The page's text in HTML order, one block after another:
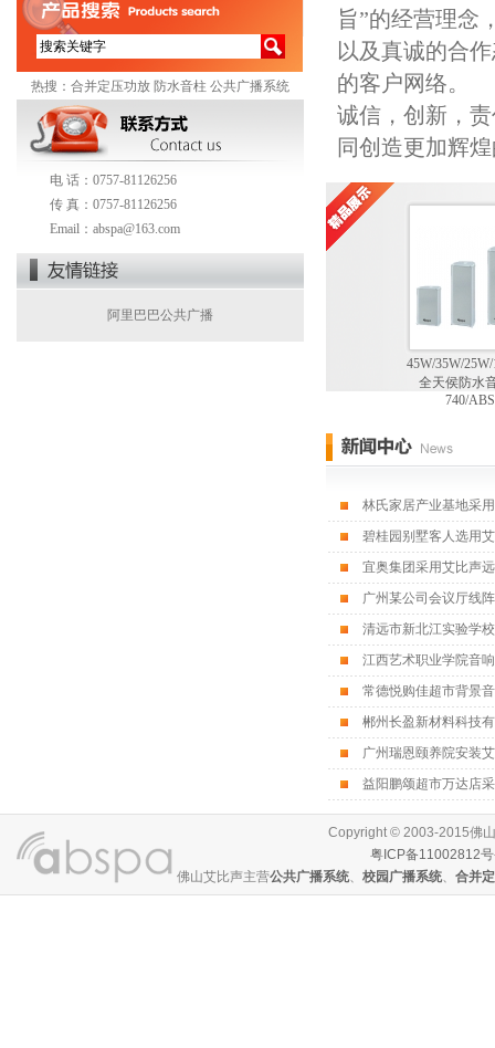
热搜： 合并定压功放 防水音柱 公共广播系统
电 话：0757-81126256
传 真：0757-81126256
Email： abspa@163.com
阿里巴巴公共广播
旨”的经营理念
以及真诚的合
的客户网络。
诚信，创新，
同创造更加辉
45W/35W/25W/
全天侯防水音
740/ABS-
林氏家居产业基地采
碧桂园别墅客人选用
宜奥集团采用艾比声
广州某公司会议厅线
清远市新北江实验学
江西艺术职业学院音
常德悦购佳超市背景
郴州长盈新材料科技
广州瑞恩颐养院安装
益阳鹏颂超市万达店
Copyright © 2003-2015佛
粤ICP备11002812
佛山艾比声主营公共广播系统、 校园广播系统、 合并